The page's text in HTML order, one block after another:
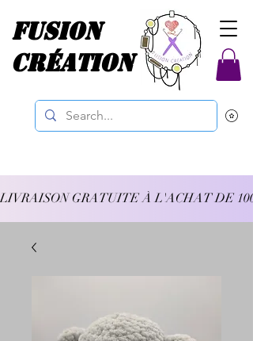
Fusion
Création
LIVRAISON GRATUITE À L'ACHAT DE